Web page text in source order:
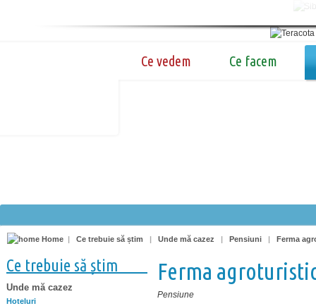
Ce vedem Ce facem
Home | Ce trebuie să știm | Unde mă cazez | Pensiuni | Ferma
Ce trebuie să știm
Unde mă cazez
Hoteluri
Ferma
Pensiune